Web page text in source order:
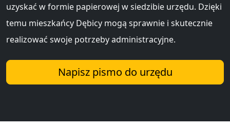
uzyskać w formie papierowej w siedzibie urzędu. Dzięki
temu mieszkańcy Dębicy mogą sprawnie i skutecznie
realizować swoje potrzeby administracyjne.
Napisz pismo do urzędu